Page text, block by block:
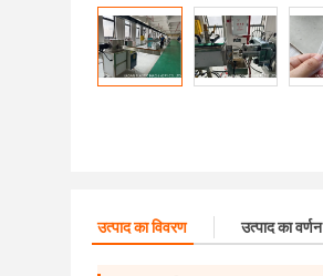
उत्पाद का विवरण उत्पाद का वर्णन